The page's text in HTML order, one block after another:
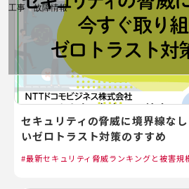
工事・故障情報
お客さまサポートサイト
SDPFナレッジセンター
NTTドコモ 通信障害情報
セキュリティの脅威に境界線な
いゼロトラスト対策のすすめ
最新セキュリティ脅威ランキングと被害規